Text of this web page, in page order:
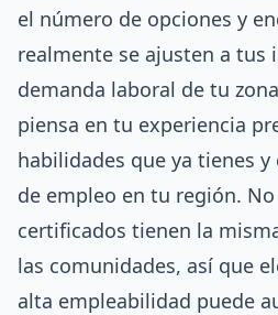
el número de opciones y
realmente se ajusten a tus
demanda laboral de tu
piensa en tu experiencia
habilidades que ya tienes
de empleo en tu región.
certificados tienen la
las comunidades, así que
alta empleabilidad puede